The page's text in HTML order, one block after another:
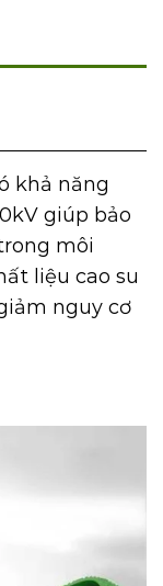
khả năng
giúp bảo
môi
liệu cao su
nguy cơ